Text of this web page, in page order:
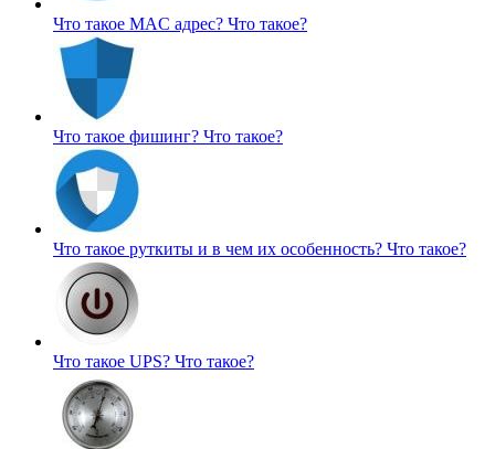
Что такое MAC адрес? Что такое?
Что такое фишинг? Что такое?
Что такое руткиты и в чем их особенность? Что такое?
Что такое UPS? Что такое?